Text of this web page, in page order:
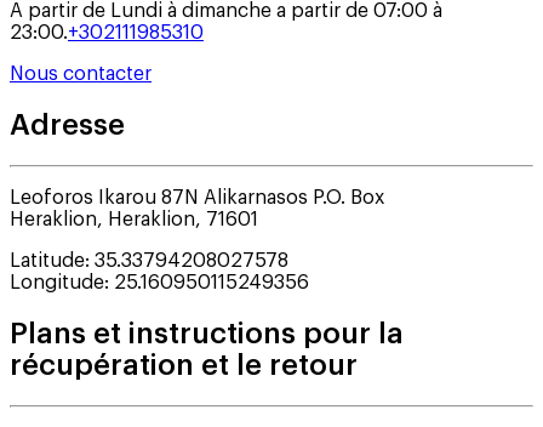
A partir de Lundi à dimanche a partir de 07:00 à
23:00.+302111985310
Nous contacter
Adresse
Leoforos Ikarou 87N Alikarnasos P.O. Box
Heraklion, Heraklion, 71601
Latitude: 35.33794208027578
Longitude: 25.160950115249356
Plans et instructions pour la
récupération et le retour